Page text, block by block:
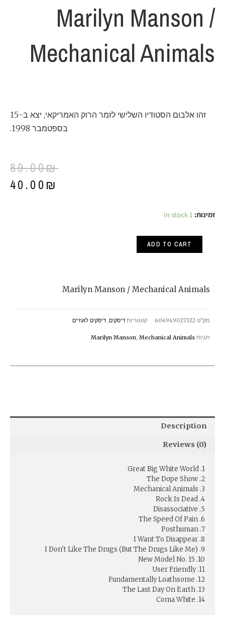
Marilyn Manson /
Mechanical Animals
זהו אלבום הסטודיו השלישי לזמר הרוק האמריקאי, יצא ב-15
בספטמבר 1998.
89.00₪
40.00 ₪
זמינות: 1 in stock Marilyn
ADD TO CART
Marilyn Manson / Mechanical Animals
מק"ט 606949027322 קטגוריות דיסקים, דיסקים לועזיים
תגיות Marilyn Manson, Mechanical Animals
Description
Reviews (0)
1. Great Big White World
2. The Dope Show
3. Mechanical Animals
4. Rock Is Dead
5. Disassociative
6. The Speed Of Pain
7. Posthuman
8. I Want To Disappear
9. I Don't Like The Drugs (But The Drugs Like Me)
10. New Model No. 15
11. User Friendly
12. Fundamentally Loathsome
13. The Last Day On Earth
14. Coma White